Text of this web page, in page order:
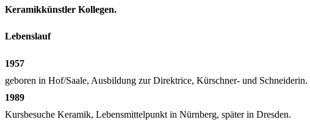
Keramikkünstler Kollegen.
Lebenslauf
1957
geboren in Hof/Saale, Ausbildung zur Direktrice, Kürschner- und Schneiderin.
1989
Kursbesuche Keramik, Lebensmittelpunkt in Nürnberg, später in Dresden.